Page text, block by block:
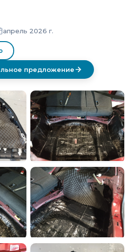
апрель 2026 г.
предложение